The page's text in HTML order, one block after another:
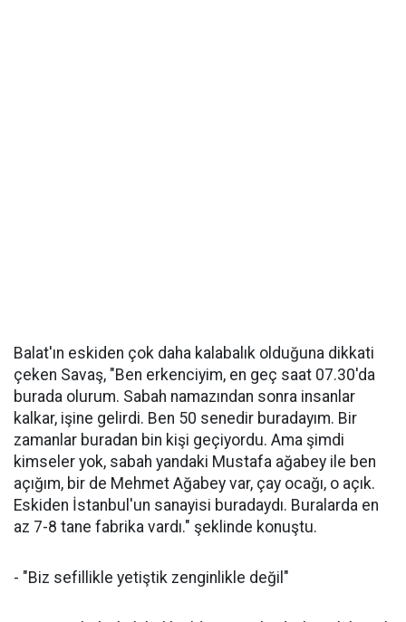
Balat'ın eskiden çok daha kalabalık olduğuna dikkati
çeken Savaş, "Ben erkenciyim, en geç saat 07.30'da
burada olurum. Sabah namazından sonra insanlar
kalkar, işine gelirdi. Ben 50 senedir buradayım. Bir
zamanlar buradan bin kişi geçiyordu. Ama şimdi
kimseler yok, sabah yandaki Mustafa ağabey ile ben
açığım, bir de Mehmet Ağabey var, çay ocağı, o açık.
Eskiden İstanbul'un sanayisi buradaydı. Buralarda en
az 7-8 tane fabrika vardı." şeklinde konuştu.
- "Biz sefillikle yetiştik zenginlikle değil"